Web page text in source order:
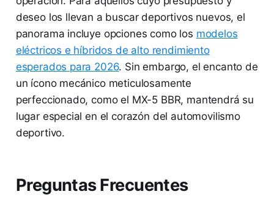
deseo los llevan a buscar deportivos nuevos, el
panorama incluye opciones como los modelos
eléctricos e híbridos de alto rendimiento
esperados para 2026. Sin embargo, el encanto de
un ícono mecánico meticulosamente
perfeccionado, como el MX-5 BBR, mantendrá su
lugar especial en el corazón del automovilismo
deportivo.
Preguntas Frecuentes